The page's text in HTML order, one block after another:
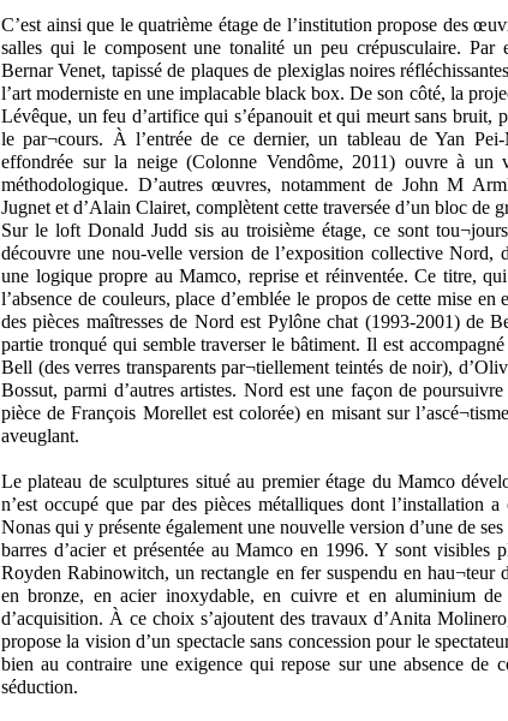
C’est ainsi que le quatrième étage de l’institution propose des
salles qui le composent une tonalité un peu crépusculaire. Par
Bernar Venet, tapissé de plaques de plexiglas noires
l’art moderniste en une implacable black box. De son côté, la
Lévêque, un feu d’artifice qui s’épanouit et qui meurt sans bruit,
le par¬cours. À l’entrée de ce dernier, un tableau de Yan
effondrée sur la neige (Colonne Vendôme, 2011) ouvre à un
méthodologique. D’autres œuvres, notamment de John M
Jugnet et d’Alain Clairet, complètent cette traversée d’un bloc de
Sur le loft Donald Judd sis au troisième étage, ce sont
découvre une nou-velle version de l’exposition collective Nord,
une logique propre au Mamco, reprise et réinventée. Ce titre,
l’absence de couleurs, place d’emblée le propos de cette mise en
des pièces maîtresses de Nord est Pylône chat (1993-2001) de
partie tronqué qui semble traverser le bâtiment. Il est
Bell (des verres transparents par¬tiellement teintés de noir),
Bossut, parmi d’autres artistes. Nord est une façon de
pièce de François Morellet est colorée) en misant sur
aveuglant.
Le plateau de sculptures situé au premier étage du Mamco
n’est occupé que par des pièces métalliques dont l’installation
Nonas qui y présente également une nouvelle version d’une de
barres d’acier et présentée au Mamco en 1996. Y sont visibles
Royden Rabinowitch, un rectangle en fer suspendu en hau¬teur
en bronze, en acier inoxydable, en cuivre et en aluminium
d’acquisition. À ce choix s’ajoutent des travaux d’Anita
propose la vision d’un spectacle sans concession pour le
bien au contraire une exigence qui repose sur une absence de
séduction.